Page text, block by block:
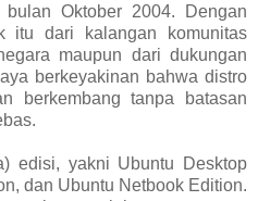
Oktober 2004. Dengan
itu dari kalangan komunitas
maupun dari dukungan
berkeyakinan bahwa distro
berkembang tanpa batasan
edisi, yakni Ubuntu Desktop
dan Ubuntu Netbook Edition.